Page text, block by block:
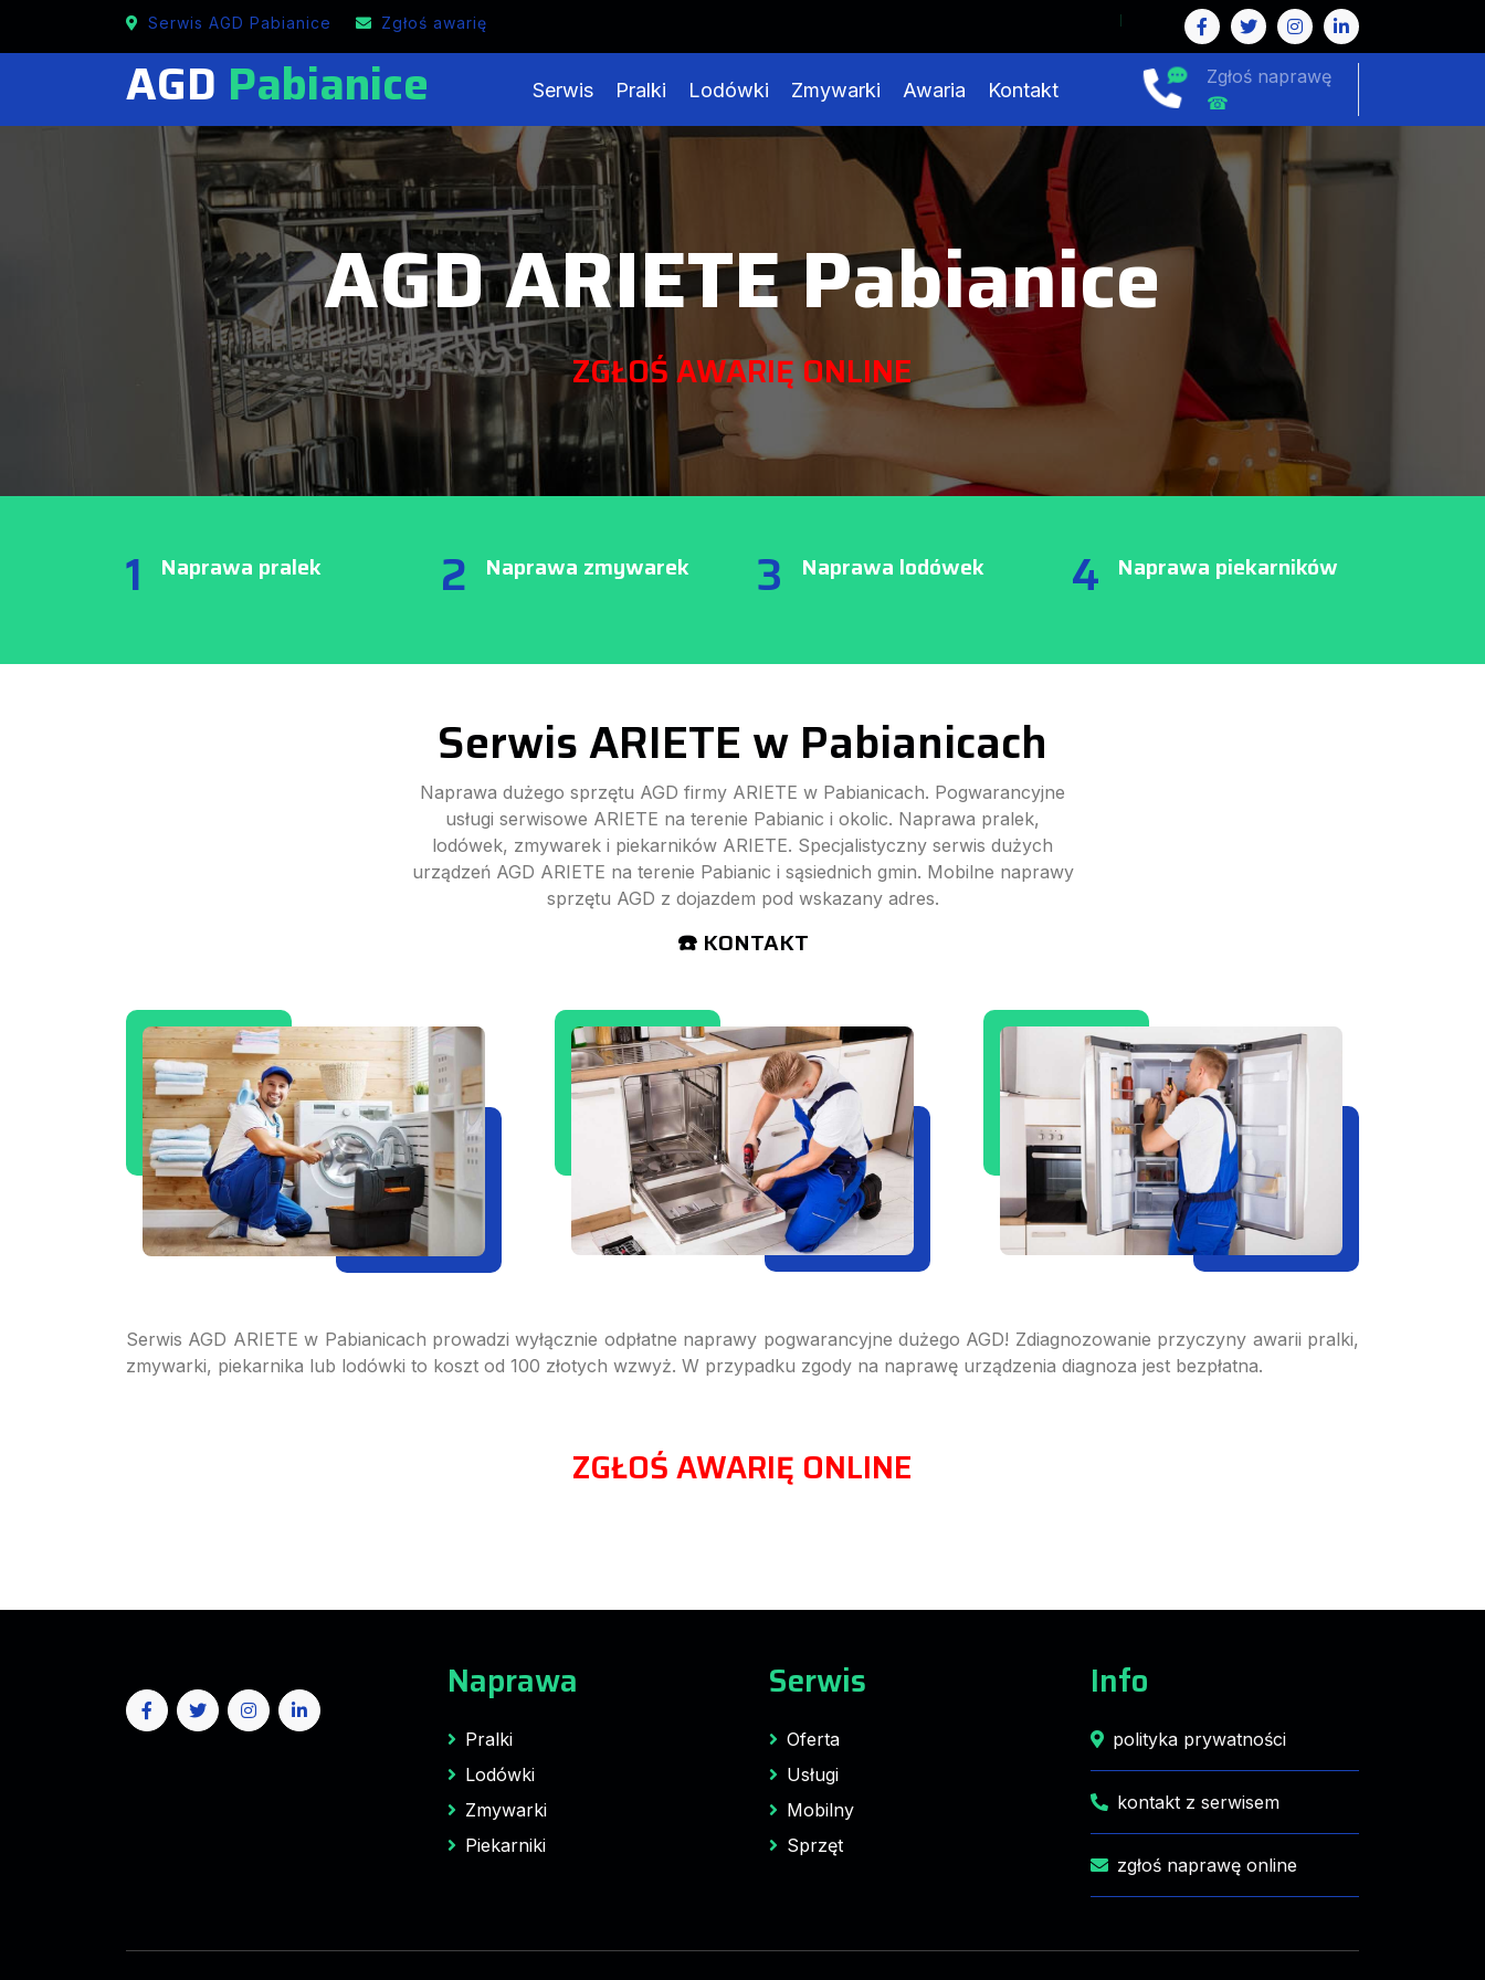
Serwis AGD Pabianice Zgłoś awarię
Mobilne naprawy ARIETE w Pabianicach
AGD Pabianice Serwis Pralki Lodówki Zmywarki Awaria Kontakt
Zgłoś naprawę
☎
AGD ARIETE Pabianice
ZGŁOŚ AWARIĘ ONLINE
1 Naprawa pralek 2 Naprawa zmywarek 3 Naprawa lodówek 4 Naprawa piekarników
Serwis ARIETE w Pabianicach
Naprawa dużego sprzętu AGD firmy ARIETE w Pabianicach. Pogwarancyjne
usługi serwisowe ARIETE na terenie Pabianic i okolic. Naprawa pralek,
lodówek, zmywarek i piekarników ARIETE. Specjalistyczny serwis dużych
urządzeń AGD ARIETE na terenie Pabianic i sąsiednich gmin. Mobilne naprawy
sprzętu AGD z dojazdem pod wskazany adres.
☎️ KONTAKT
Serwis AGD ARIETE w Pabianicach prowadzi wyłącznie odpłatne naprawy pogwarancyjne dużego AGD! Zdiagnozowanie przyczyny awarii pralki,
zmywarki, piekarnika lub lodówki to koszt od 100 złotych wzwyż. W przypadku zgody na naprawę urządzenia diagnoza jest bezpłatna.
ZGŁOŚ AWARIĘ ONLINE
Naprawa
Pralki
Lodówki
Zmywarki
Piekarniki
Serwis
Oferta
Usługi
Mobilny
Sprzęt
Info
polityka prywatności
kontakt z serwisem
zgłoś naprawę online